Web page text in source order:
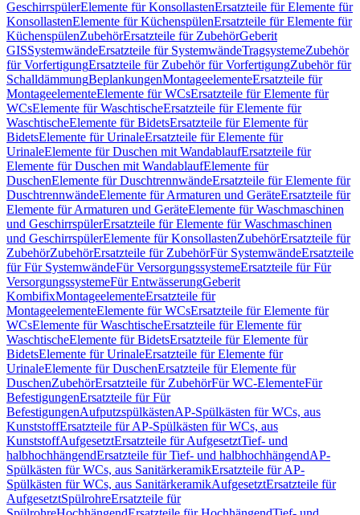
GeschirrspülerElemente für KonsollastenErsatzteile für Elemente für
KonsollastenElemente für KüchenspülenErsatzteile für Elemente für
KüchenspülenZubehörErsatzteile für ZubehörGeberit
GISSystemwändeErsatzteile für SystemwändeTragsystemeZubehör
für VorfertigungErsatzteile für Zubehör für VorfertigungZubehör für
SchalldämmungBeplankungenMontageelementeErsatzteile für
MontageelementeElemente für WCsErsatzteile für Elemente für
WCsElemente für WaschtischeErsatzteile für Elemente für
WaschtischeElemente für BidetsErsatzteile für Elemente für
BidetsElemente für UrinaleErsatzteile für Elemente für
UrinaleElemente für Duschen mit WandablaufErsatzteile für
Elemente für Duschen mit WandablaufElemente für
DuschenElemente für DuschtrennwändeErsatzteile für Elemente für
DuschtrennwändeElemente für Armaturen und GeräteErsatzteile für
Elemente für Armaturen und GeräteElemente für Waschmaschinen
und GeschirrspülerErsatzteile für Elemente für Waschmaschinen
und GeschirrspülerElemente für KonsollastenZubehörErsatzteile für
ZubehörZubehörErsatzteile für ZubehörFür SystemwändeErsatzteile
für Für SystemwändeFür VersorgungssystemeErsatzteile für Für
VersorgungssystemeFür EntwässerungGeberit
KombifixMontageelementeErsatzteile für
MontageelementeElemente für WCsErsatzteile für Elemente für
WCsElemente für WaschtischeErsatzteile für Elemente für
WaschtischeElemente für BidetsErsatzteile für Elemente für
BidetsElemente für UrinaleErsatzteile für Elemente für
UrinaleElemente für DuschenErsatzteile für Elemente für
DuschenZubehörErsatzteile für ZubehörFür WC-ElementeFür
BefestigungenErsatzteile für Für
BefestigungenAufputzspülkästenAP-Spülkästen für WCs, aus
KunststoffErsatzteile für AP-Spülkästen für WCs, aus
KunststoffAufgesetztErsatzteile für AufgesetztTief- und
halbhochhängendErsatzteile für Tief- und halbhochhängendAP-
Spülkästen für WCs, aus SanitärkeramikErsatzteile für AP-
Spülkästen für WCs, aus SanitärkeramikAufgesetztErsatzteile für
AufgesetztSpülrohreErsatzteile für